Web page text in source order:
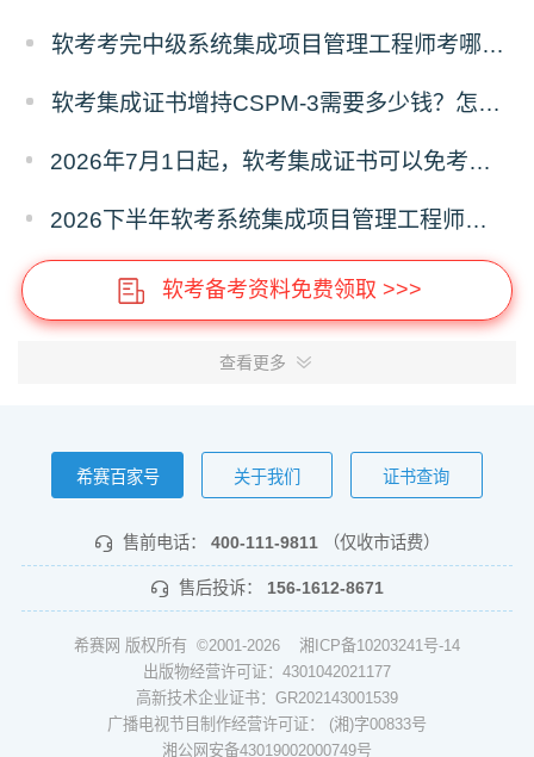
软考考完中级系统集成项目管理工程师考哪个高级？
软考集成证书增持CSPM-3需要多少钱？怎么增持？
2026年7月1日起，软考集成证书可以免考增持CSPM-3
2026下半年软考系统集成项目管理工程师报名流程及注意事项
软考备考资料免费领取 >>>
查看更多
希赛百家号 关于我们 证书查询
售前电话： 400-111-9811 （仅收市话费）
售后投诉： 156-1612-8671
希赛网 版权所有 ©2001-2026 湘ICP备10203241号-14
出版物经营许可证：4301042021177
高新技术企业证书：GR202143001539
广播电视节目制作经营许可证： (湘)字00833号
湘公网安备43019002000749号